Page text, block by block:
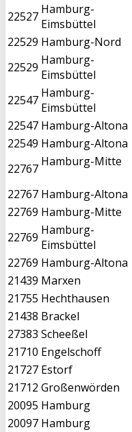
22527 Hamburg-
Eimsbüttel
22529 Hamburg-Nord
22529 Hamburg-
Eimsbüttel
22547 Hamburg-
Eimsbüttel
22547 Hamburg-Altona
22549 Hamburg-Altona
22767 Hamburg-Mitte
22767 Hamburg-Altona
22769 Hamburg-Mitte
22769 Hamburg-
Eimsbüttel
22769 Hamburg-Altona
21439 Marxen
21755 Hechthausen
21438 Brackel
27383 Scheeßel
21710 Engelschoff
21727 Estorf
21712 Großenwörden
20095 Hamburg
20097 Hamburg